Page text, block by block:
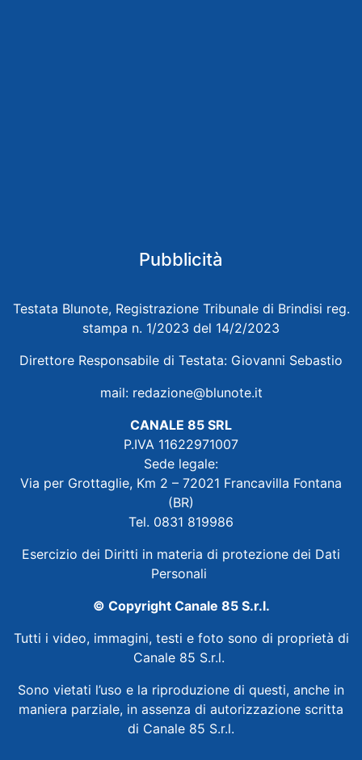
Pubblicità
Testata Blunote, Registrazione Tribunale di Brindisi reg.
stampa n. 1/2023 del 14/2/2023
Direttore Responsabile di Testata: Giovanni Sebastio
mail: redazione@blunote.it
CANALE 85 SRL
P.IVA 11622971007
Sede legale:
Via per Grottaglie, Km 2 – 72021 Francavilla Fontana
(BR)
Tel. 0831 819986
Esercizio dei Diritti in materia di protezione dei Dati
Personali
© Copyright Canale 85 S.r.l.
Tutti i video, immagini, testi e foto sono di proprietà di
Canale 85 S.r.l.
Sono vietati l’uso e la riproduzione di questi, anche in
maniera parziale, in assenza di autorizzazione scritta
di Canale 85 S.r.l.